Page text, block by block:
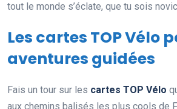
tout le monde s’éclate, que tu sois
Les cartes TOP Vélo
aventures guidées
Fais un tour sur les cartes TOP Vélo
aux chemins balisés les plus cools de